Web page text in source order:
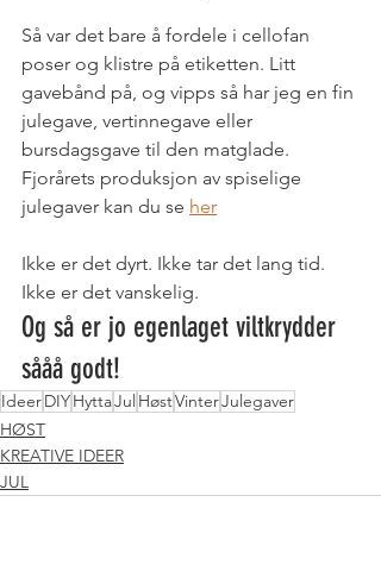
Så var det bare å fordele i cellofan
poser og klistre på etiketten. Litt
gavebånd på, og vipps så har jeg en fin
julegave, vertinnegave eller
bursdagsgave til den matglade.
Fjorårets produksjon av spiselige
julegaver kan du se her
Ikke er det dyrt. Ikke tar det lang tid.
Ikke er det vanskelig.
Og så er jo egenlaget viltkrydder
sååå godt!
IdeerDIYHyttaJul HøstVinterJulegaver
HØST
KREATIVE IDEER
JUL